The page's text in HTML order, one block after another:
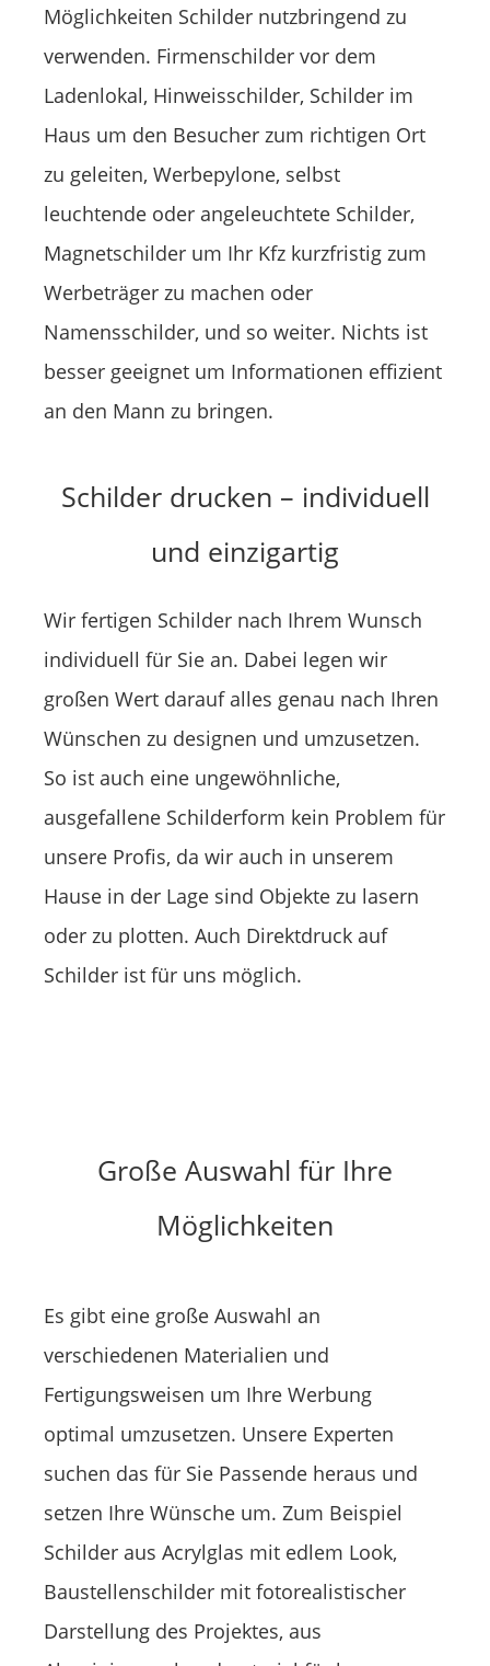
Möglichkeiten Schilder nutzbringend zu
verwenden. Firmenschilder vor dem
Ladenlokal, Hinweisschilder, Schilder im
Haus um den Besucher zum richtigen Ort
zu geleiten, Werbepylone, selbst
leuchtende oder angeleuchtete Schilder,
Magnetschilder um Ihr Kfz kurzfristig zum
Werbeträger zu machen oder
Namensschilder, und so weiter. Nichts ist
besser geeignet um Informationen effizient
an den Mann zu bringen.
Schilder drucken – individuell
und einzigartig
Wir fertigen Schilder nach Ihrem Wunsch
individuell für Sie an. Dabei legen wir
großen Wert darauf alles genau nach Ihren
Wünschen zu designen und umzusetzen.
So ist auch eine ungewöhnliche,
ausgefallene Schilderform kein Problem für
unsere Profis, da wir auch in unserem
Hause in der Lage sind Objekte zu lasern
oder zu plotten. Auch Direktdruck auf
Schilder ist für uns möglich.
Große Auswahl für Ihre
Möglichkeiten
Es gibt eine große Auswahl an
verschiedenen Materialien und
Fertigungsweisen um Ihre Werbung
optimal umzusetzen. Unsere Experten
suchen das für Sie Passende heraus und
setzen Ihre Wünsche um. Zum Beispiel
Schilder aus Acrylglas mit edlem Look,
Baustellenschilder mit fotorealistischer
Darstellung des Projektes, aus